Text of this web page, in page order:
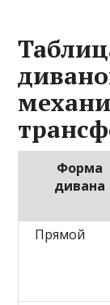
Форма
дивана
Прямой